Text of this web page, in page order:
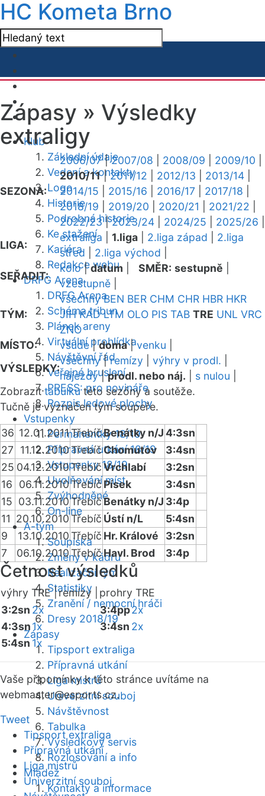
HC Kometa Brno
Klub
Základní údaje
Vedení a kontakty
Logo
Historie
Podrobná historie
Ke stažení
Kariéra
Redakce webu
DRFG Arena
DRFG Arena
Schéma tribun
Plánek areny
Virtuální prohlídka
Návštěvní řád
Veřejné bruslení
PRESS: pro novináře
Rozpis ledové plochy
Vstupenky
Permanentky 18/19
Přípravná utkání 18/19
Vstupenky 18/19
Uvolňování míst
Zvýhodněné
On-line
A-tým
Soupiska
Změny v kádru
Realizační tým
Statistiky
Zranění / nemocní hráči
Dresy 2018/19
Zápasy
Tipsport extraliga
Přípravná utkání
Liga mistrů
Univerzitní souboj
Návštěvnost
Tabulka
Výsledkový servis
Rozlosování a info
Mládež
Kontakty a informace
Zápasy » Výsledky
extraligy
SEZONA:
2006/07|2007/08 2008/09 2009/10
2010/11|2011/12 2012/13 2013/14
2014/15
2015/16 2016/17 2017/18
2018/19
2019/20 2020/21 2021/22
2022/23|2023/24 2024/25 2025/26
LIGA:
extraliga 1.liga 2.liga západ
2.liga
střed
2.liga východ
SEŘADIT:
kolo|datum SMĚR: sestupně
vzestupně
TÝM:
všechny BEN BER CHM CHR HBR HKR
JIH KAD LTM OLO PIS TAB TRE UNL VRC
ZNO
MÍSTO:
všude|doma|venku
VÝSLEDKY:
všechny|remízy výhry v prodl.
nájezdy|prodl. nebo náj. s nulou
Zobrazittabulkutéto sezóny a soutěže.
Tučně je vyznačen tým soupeře.
36 12.01.2011TřebíčBenátky n/J4:3sn
27
11.12.2010TřebíčChomutov
3:4sn
25 04.12.2010TřebíčVrchlabí
3:2sn
16
06.11.2010TřebíčPísek
3:4sn
15 03.11.2010TřebíčBenátky n/J 3:4p
11 20.10.2010Třebíč Ústí n/L
5:4sn
9
13.10.2010Třebíč Hr. Králové
3:2sn
7
06.10.2010TřebíčHavl. Brod 3:4p
Četnost výsledků
výhry TRE |remízy |
prohry TRE
3:2sn 2x
4:3sn1x
5:4sn 1x
3:4pp2x
3:4sn 2x
Vaše připomínky k této stránce uvítáme na
webmaster@esports.cz.
Tweet
Tipsport extraliga
Přípravná utkání
Liga mistrů
Univerzitní souboj